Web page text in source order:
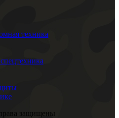
техника
права защищены